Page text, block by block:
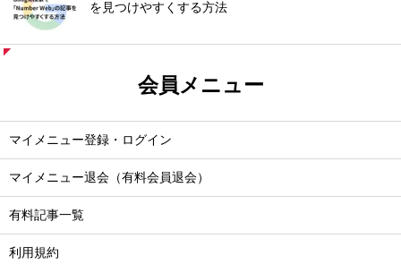
を見つけやすくする方法
会員メニュー
マイメニュー登録・ログイン
マイメニュー退会（有料会員退会）
有料記事一覧
利用規約